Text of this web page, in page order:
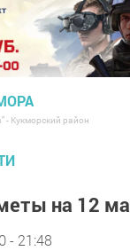
- Кукморский район
на 12
- 21:48